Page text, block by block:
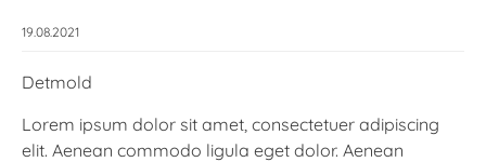
19.08.2021
Detmold
Lorem ipsum dolor sit amet, consectetuer adipiscing
elit. Aenean commodo ligula eget dolor. Aenean